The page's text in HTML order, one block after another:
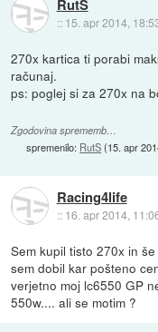
RutS
:: 15. apr 2014,
270x kartica ti porabi
računaj.
ps: poglej si za 270x na
Zgodovina sprememb…
spremenilo: RutS(15. apr
Racing4life
:: 16. apr 2014,
Sem kupil tisto 270x in
sem dobil kar pošteno
verjetno moj lc6550 GP
550w.... ali se motim ?